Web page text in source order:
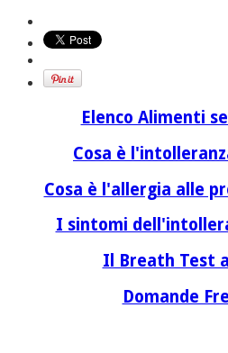
Elenco Alimenti
Cosa è
Cosa è l'allergia alle
I sintomi
Il Breath Test
Domande